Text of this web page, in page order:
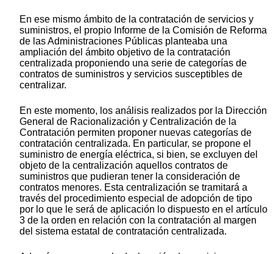
En ese mismo ámbito de la contratación de servicios y
suministros, el propio Informe de la Comisión de Reforma
de las Administraciones Públicas planteaba una
ampliación del ámbito objetivo de la contratación
centralizada proponiendo una serie de categorías de
contratos de suministros y servicios susceptibles de
centralizar.
En este momento, los análisis realizados por la Dirección
General de Racionalización y Centralización de la
Contratación permiten proponer nuevas categorías de
contratación centralizada. En particular, se propone el
suministro de energía eléctrica, si bien, se excluyen del
objeto de la centralización aquellos contratos de
suministros que pudieran tener la consideración de
contratos menores. Esta centralización se tramitará a
través del procedimiento especial de adopción de tipo
por lo que le será de aplicación lo dispuesto en el artículo
3 de la orden en relación con la contratación al margen
del sistema estatal de contratación centralizada.